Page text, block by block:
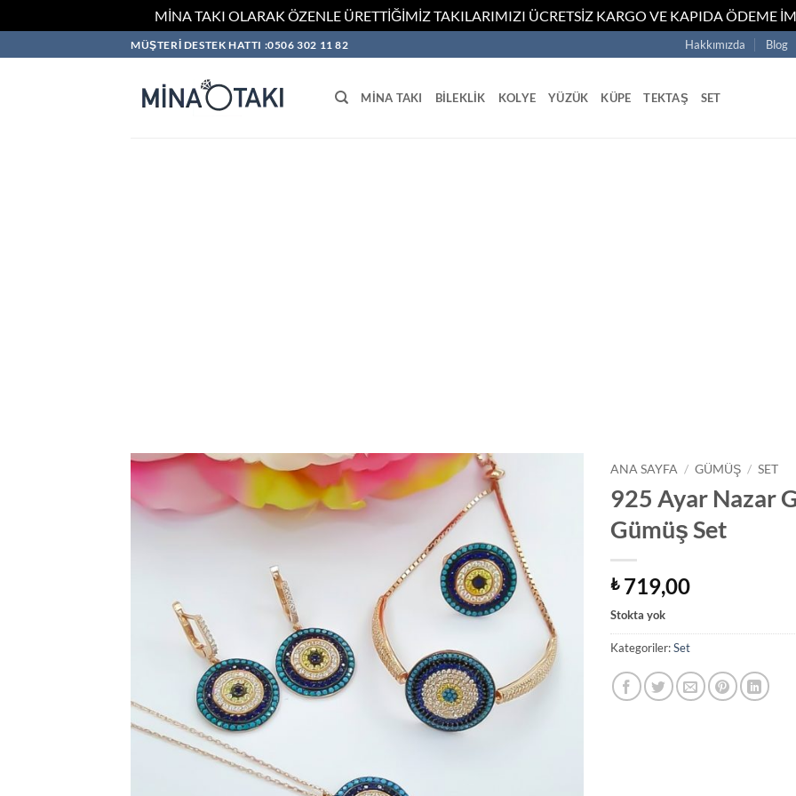
MİNA TAKI OLARAK ÖZENLE ÜRETTİĞİMİZ TAKILARIMIZI ÜCRETSİZ KARGO VE KAPIDA ÖDEME
atla
MÜŞTERİ DESTEK HATTI :0506 302 11 82 Hakkımızda Blog
MINA TAKI BILEKLIK KOLYE YÜZÜK KÜPE TEKTAŞ SET
ANA SAYFA / GÜMÜŞ / SET
925 Ayar Nazar
Gümüş Set
₺719,00
Stokta yok
Kategoriler:Set